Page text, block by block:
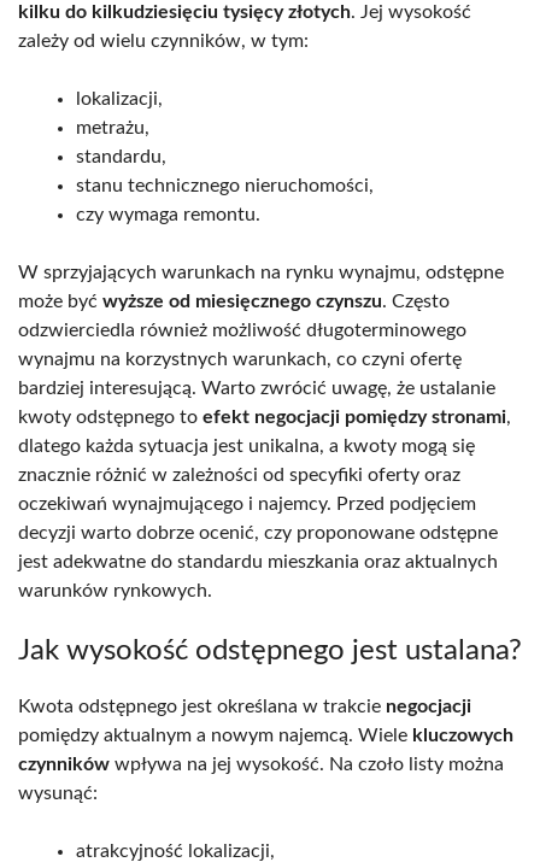
kilku do kilkudziesięciu tysięcy złotych. Jej wysokość
zależy od wielu czynników, w tym:
lokalizacji,
metrażu,
standardu,
stanu technicznego nieruchomości,
czy wymaga remontu.
W sprzyjających warunkach na rynku wynajmu, odstępne
może być wyższe od miesięcznego czynszu. Często
odzwierciedla również możliwość długoterminowego
wynajmu na korzystnych warunkach, co czyni ofertę
bardziej interesującą. Warto zwrócić uwagę, że ustalanie
kwoty odstępnego to efekt negocjacji pomiędzy stronami,
dlatego każda sytuacja jest unikalna, a kwoty mogą się
znacznie różnić w zależności od specyfiki oferty oraz
oczekiwań wynajmującego i najemcy. Przed podjęciem
decyzji warto dobrze ocenić, czy proponowane odstępne
jest adekwatne do standardu mieszkania oraz aktualnych
warunków rynkowych.
Jak wysokość odstępnego jest ustalana?
Kwota odstępnego jest określana w trakcie negocjacji
pomiędzy aktualnym a nowym najemcą. Wiele kluczowych
czynników wpływa na jej wysokość. Na czoło listy można
wysunąć:
atrakcyjność lokalizacji,